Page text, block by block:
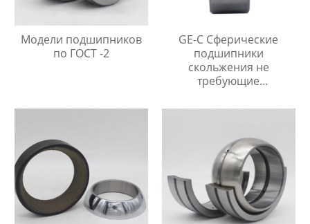
Модели подшипников
по ГОСТ -2
GE-C Сферические
подшипники
скольжения не
требующие
обслуживания